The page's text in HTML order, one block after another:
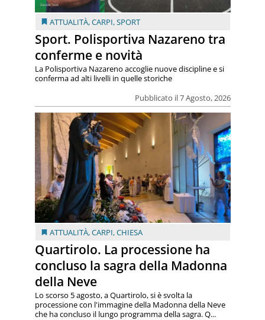
ATTUALITÀ,CARPI,SPORT
Sport. Polisportiva Nazareno tra
conferme e novità
Pubblicato il 7 Agosto, 2026
La Polisportiva Nazareno accoglie nuove discipline e si
conferma ad alti livelli in quelle storiche
ATTUALITÀ,CARPI,CHIESA
Quartirolo. La processione ha
concluso la sagra della Madonna
della Neve
Lo scorso 5 agosto, a Quartirolo, si è svolta la
processione con l'immagine della Madonna della Neve
che ha concluso il lungo programma della sagra. Q...